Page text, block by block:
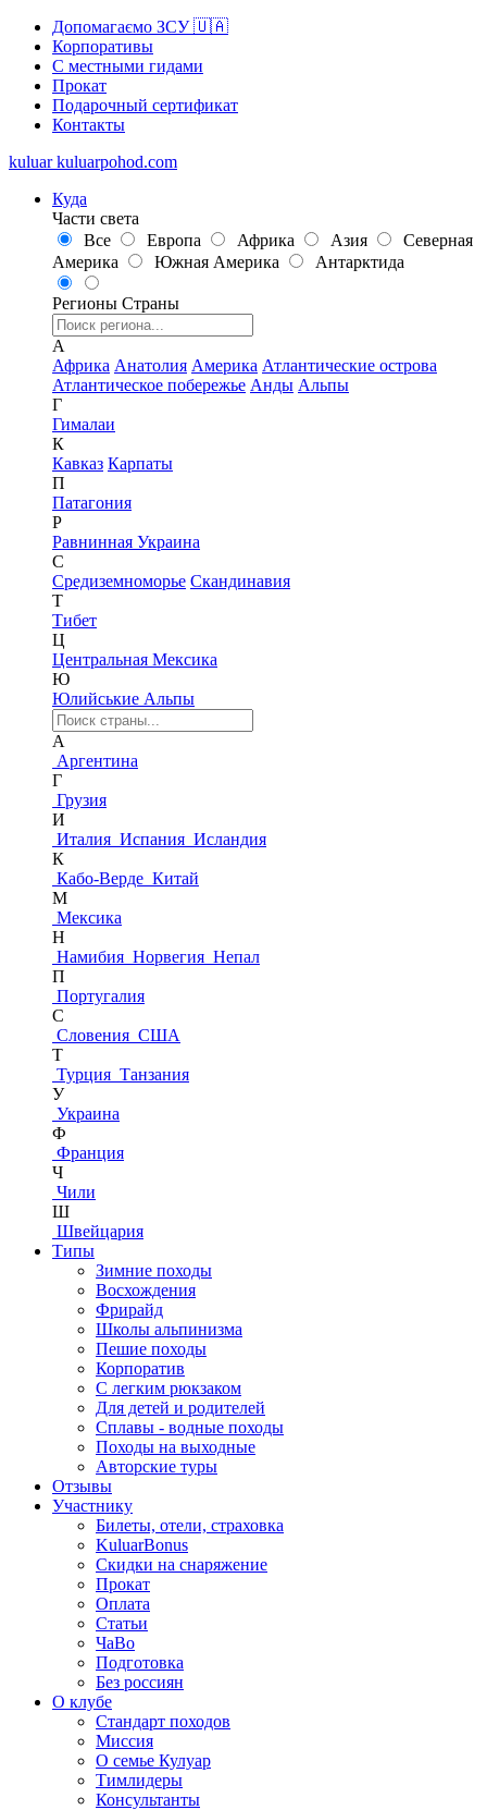
Допомагаємо ЗСУ 🇺🇦
Корпоративы
С местными гидами
Прокат
Подарочный сертификат
Контакты
kuluar kuluarpohod.com
Куда
Части света
Все
Европа Африка Азия
Северная
Америка
Южная Америка Антарктида
Регионы Страны
А
Африка Анатолия Америка Атлантические острова
Атлантическое побережье Анды Альпы
Г
Гималаи
К
Кавказ Карпаты
П
Патагония
Р
Равнинная Украина
С
Средиземноморье Скандинавия
Т
Тибет
Ц
Центральная Мексика
Ю
Юлийськие Альпы
А
Аргентина
Г
Грузия
И
Италия Испания Исландия
К
Кабо-Верде Китай
М
Мексика
Н
Намибия Норвегия Непал
П
Португалия
С
Словения США
Т
Турция Танзания
У
Украина
Ф
Франция
Ч
Чили
Ш
Швейцария
Типы
Зимние походы
Восхождения
Фрирайд
Школы альпинизма
Пешие походы
Корпоратив
С легким рюкзаком
Для детей и родителей
Сплавы - водные походы
Походы на выходные
Авторские туры
Отзывы
Участнику
Билеты, отели, страховка
KuluarBonus
Скидки на снаряжение
Прокат
Оплата
Статьи
ЧаВо
Подготовка
Без россиян
О клубе
Стандарт походов
Миссия
О семье Кулуар
Тимлидеры
Консультанты